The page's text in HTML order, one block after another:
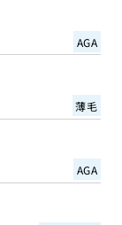
AGA
薄毛
AGA